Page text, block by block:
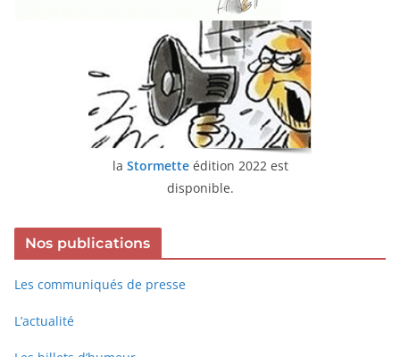
la Stormetteédition 2022 est
disponible.
Nos publications
Les communiqués de presse
L’actualité